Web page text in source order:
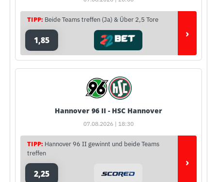
TIPP: Beide Teams treffen (Ja) & Über 2,5 Tore
1,85 ›
Hannover 96 II - HSC Hannover
07.08.2026 | 18:30
TIPP: Hannover 96 II gewinnt und beide Teams
treffen
2,25
›